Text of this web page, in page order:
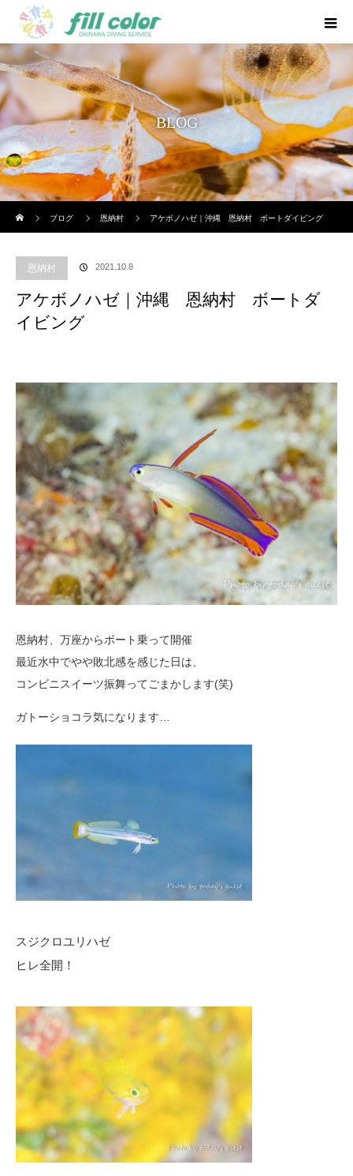
BLOG
ブログ
恩納村 アケボノハゼ｜沖縄 恩納村 ボートダイビング
恩納村 2021.10.8
アケボノハゼ｜沖縄 恩納村 ボートダ
イビング
恩納村、万座からボート乗って開催
最近水中でやや敗北感を感じた日は、
コンビニスイーツ振舞ってごまかします(笑)
ガトーショコラ気になります…
スジクロユリハゼ
ヒレ全開！